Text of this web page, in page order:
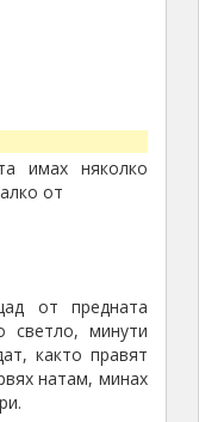
от
светло, минути
както правят
натам, минах